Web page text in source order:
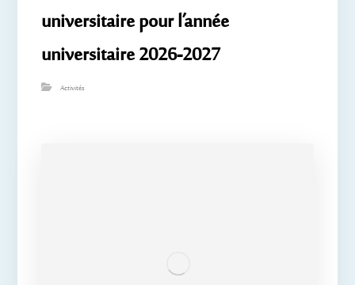
universitaire pour l’année
universitaire 2026-2027
Activités